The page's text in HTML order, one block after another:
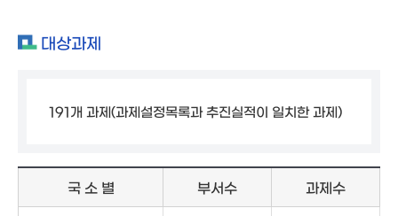
대상과제
191개 과제(과제설정목록과 추진실적이 일치한 과제)
국 소 별 부서수 과제수